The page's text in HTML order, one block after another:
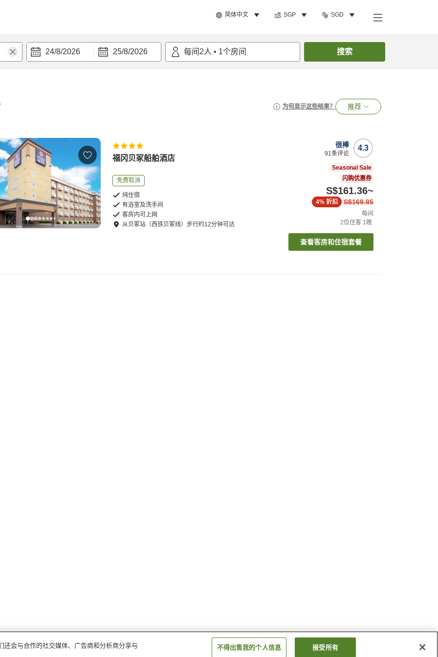
简体中文 SGP SGD
24/8/2026 25/8/2026 每间 2人 • 1个房间 搜索
为何显示这些结果？ 推荐
福冈贝冢船舶酒店
免费取消
纯住宿
有浴室及洗手间
客房内可上网
从贝冢站（西铁贝冢线）步行约12分钟可达
4.3
很棒
91条评论
Seasonal Sale
闪购优惠券
S$161.36~
S$169.85
4% 折扣
每间
2位住客 1晚
查看客房和住宿套餐
会与合作的社交媒体、广告商和分析商分享与 不得出售我的个人信息 接受所有